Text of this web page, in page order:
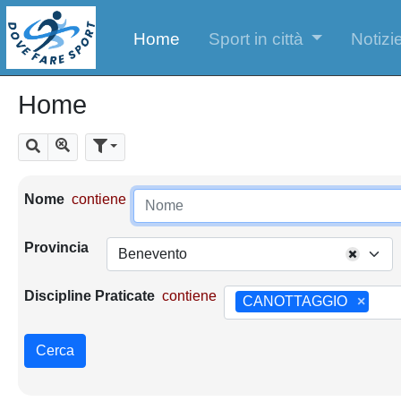
Home Sport in città
Home
Cerca Mostra tutti i risultati
Parametri di ricerca
Nome contiene
Provincia Benevento
Discipline Praticate contiene ×
CANOTTAGGIO
Cerca